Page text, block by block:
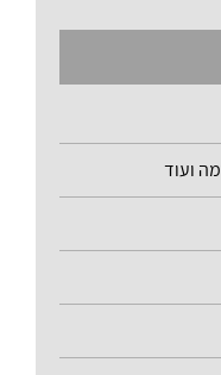
ועוד